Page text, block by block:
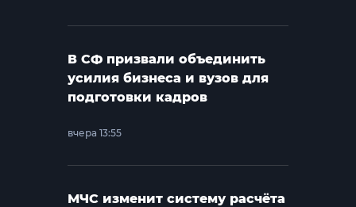
В СФ призвали объединить
усилия бизнеса и вузов для
подготовки кадров
вчера 13:55
МЧС изменит систему расчёта